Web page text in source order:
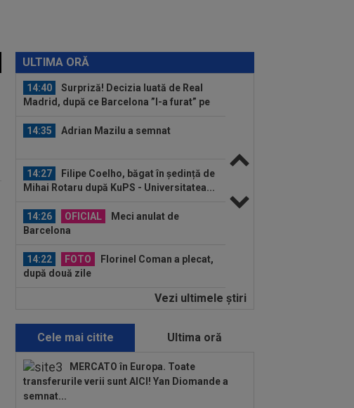
ULTIMA ORĂ
cu ”U” Cluj
14:40
Surpriză! Decizia luată de Real
Madrid, după ce Barcelona ”l-a furat” pe
14:35
Adrian Mazilu a semnat
14:27
Filipe Coelho, băgat în ședință de
Mihai Rotaru după KuPS - Universitatea...
14:26 OFICIAL
Meci anulat de
Barcelona
14:22 FOTO
Florinel Coman a plecat,
după două zile
S-a făcut transferul lui
14:07
Endrick va rămâne în La Liga, dar
nu la Real Madrid!
14:02
Dinamo, fără Mamoudou
Karamoko și George Pușcaș. Anunțul lui
Vezi ultimele ştiri
Cele mai citite Ultima oră
MERCATO în Europa. Toate
transferurile verii sunt AICI! Yan Diomande a
semnat...